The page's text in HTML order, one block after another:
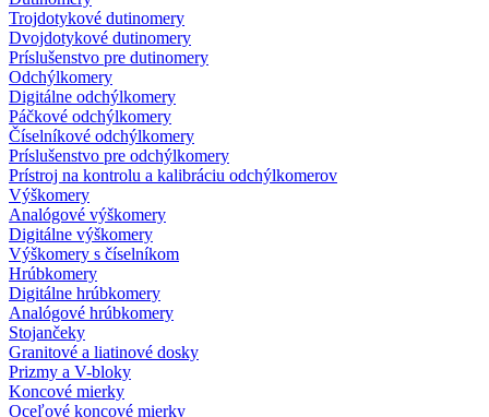
Trojdotykové dutinomery
Dvojdotykové dutinomery
Príslušenstvo pre dutinomery
Odchýlkomery
Digitálne odchýlkomery
Páčkové odchýlkomery
Číselníkové odchýlkomery
Príslušenstvo pre odchýlkomery
Prístroj na kontrolu a kalibráciu odchýlkomerov
Výškomery
Analógové výškomery
Digitálne výškomery
Výškomery s číselníkom
Hrúbkomery
Digitálne hrúbkomery
Analógové hrúbkomery
Stojančeky
Granitové a liatinové dosky
Prizmy a V-bloky
Koncové mierky
Oceľové koncové mierky